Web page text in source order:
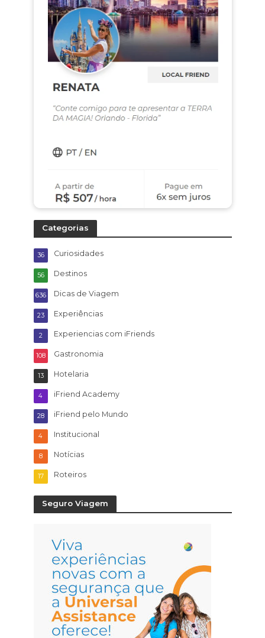
Categorias
Curiosidades
36
Destinos
56
Dicas de Viagem
636
Experiências
23
Experiencias com iFriends
2
Gastronomia
108
Hotelaria
13
iFriend Academy
4
iFriend pelo Mundo
28
Institucional
4
Notícias
8
Roteiros
17
Seguro Viagem